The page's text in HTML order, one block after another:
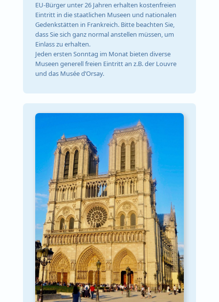
EU-Bürger unter 26 Jahren erhalten kostenfreien
Eintritt in die staatlichen Museen und nationalen
Gedenkstätten in Frankreich. Bitte beachten Sie,
dass Sie sich ganz normal anstellen müssen, um
Einlass zu erhalten.
Jeden ersten Sonntag im Monat bieten diverse
Museen generell freien Eintritt an z.B. der Louvre
und das Musée d’Orsay.